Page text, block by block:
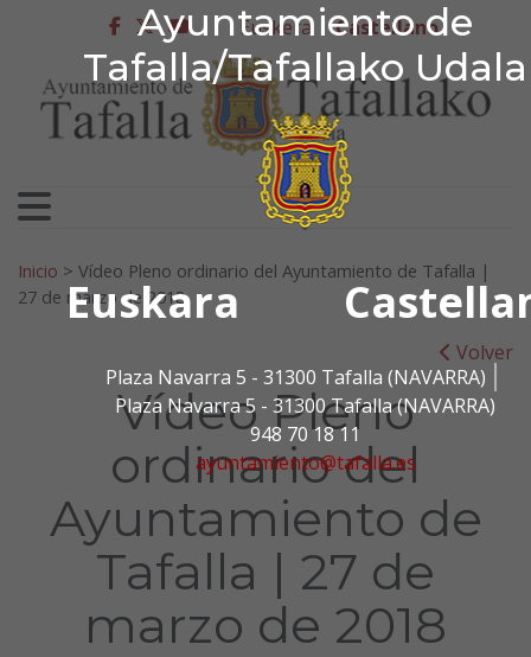
Ayuntamiento de
Tafalla/Tafallako Udala
Euskara
Plaza Navarra 5 - 31300 Tafalla (NAVARRA)
Plaza Navarra 5 - 31300 Tafalla (NAVARRA)
948 70 18 11
ayuntamiento@tafalla.es
Ir al contenido
Ayuntamiento de
facebook
twitter
youtube
Euskera Castellano
Search for:
Inicio > Vídeo Pleno ordinario del Ayuntamiento de Tafalla |
27 de marzo de 2018
Volver
Vídeo Pleno
ordinario del
Ayuntamiento de
Tafalla | 27 de
marzo de 2018